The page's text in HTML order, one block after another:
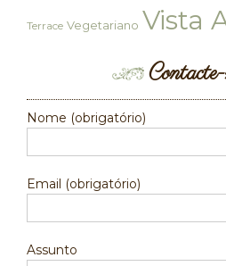
Terrace Vegetariano Vista
Nome (obrigatório)
Email (obrigatório)
Assunto